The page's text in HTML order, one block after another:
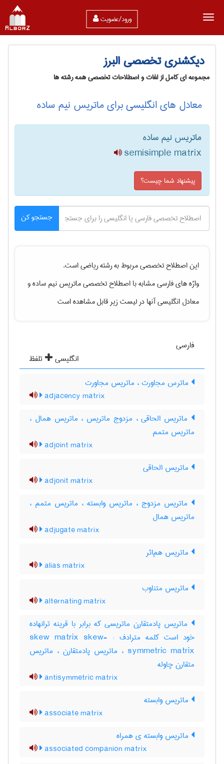
ورود/عضویت
دیکشنری تخصصی البرز
مجموعه ای کامل از لغات و اصطلاحات تخصصی همه رشته ها
معادل های انگلیسی برای ماتریس نیم ساده
ماتریس نیم ساده
semisimple matrix
پیشنهاد شما چیست؟
جستجو کن
این اصطلاح تخصصی مربوط به رشتهرياضیاست.
واژه های فارسی مشابه با اصطلاح تخصصیماتریس نیم سادهو
معادل انگلیسی آنها در لیست زیر قابل مشاهده است
فارسی
انگلیسی
تلفظ
ماترس مجاورت ، ماتریس مجاورت
adjacency matrix
ماتریس الحاقی ، مزدوج ماتریس ، ماتریس همال ،
ماتریس متمم
adjoint matrix
ماتریس الحاقی
adjonit matrix
ماتریس مزدوج ، ماتریس وابسته ، ماتریس متمم ،
ماتریس همال
adjugate matrix
ماتریس هم‌اثر
alias matrix
ماتریس متناوب
alternating matrix
ماتریس پادمتقارن ماتریسی که برابر با قرینه ترانهاده
خود است کلمه مترادف : skew matrix skew-
symmetric matrix ، ماتریس پادمتقارن ، ماتریس
متقارن چاوله
antisymmetric matrix
ماتریس وابسته
associate matrix
ماتریس وابسته ی همراه
associated companion matrix